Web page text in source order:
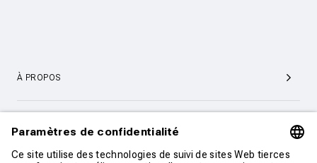
À PROPOS